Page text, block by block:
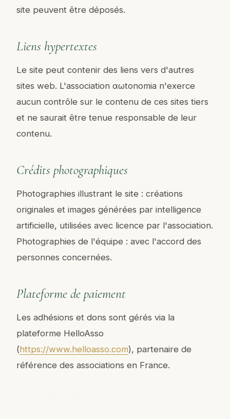
site peuvent être déposés.
Liens hypertextes
Le site peut contenir des liens vers d'autres
sites web. L'association αωtonomia n'exerce
aucun contrôle sur le contenu de ces sites tiers
et ne saurait être tenue responsable de leur
contenu.
Crédits photographiques
Photographies illustrant le site : créations
originales et images générées par intelligence
artificielle, utilisées avec licence par l'association.
Photographies de l'équipe : avec l'accord des
personnes concernées.
Plateforme de paiement
Les adhésions et dons sont gérés via la
plateforme HelloAsso
(https://www.helloasso.com), partenaire de
référence des associations en France.
Loi applicable